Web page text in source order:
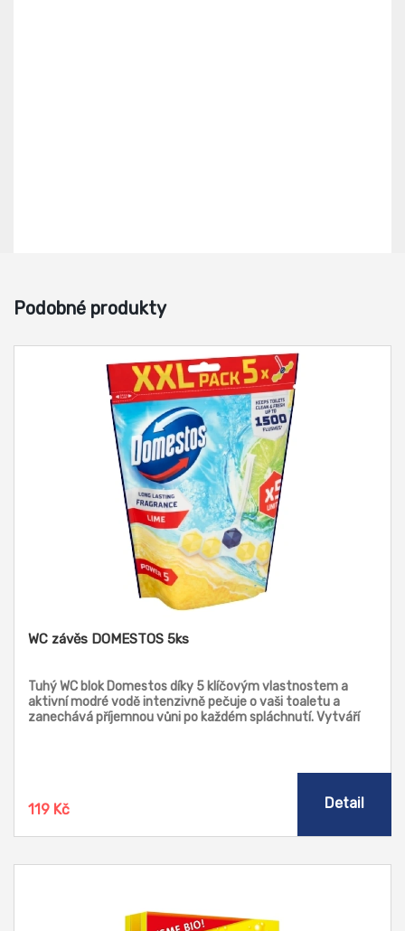
Podobné produkty
WC závěs DOMESTOS 5ks
Tuhý WC blok Domestos díky 5 klíčovým vlastnostem a
aktivní modré vodě intenzivně pečuje o vaši toaletu a
zanechává příjemnou vůni po každém spláchnutí. Vytváří
119 Kč Detail